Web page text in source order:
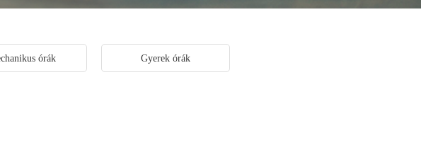
órák Gyerek órák